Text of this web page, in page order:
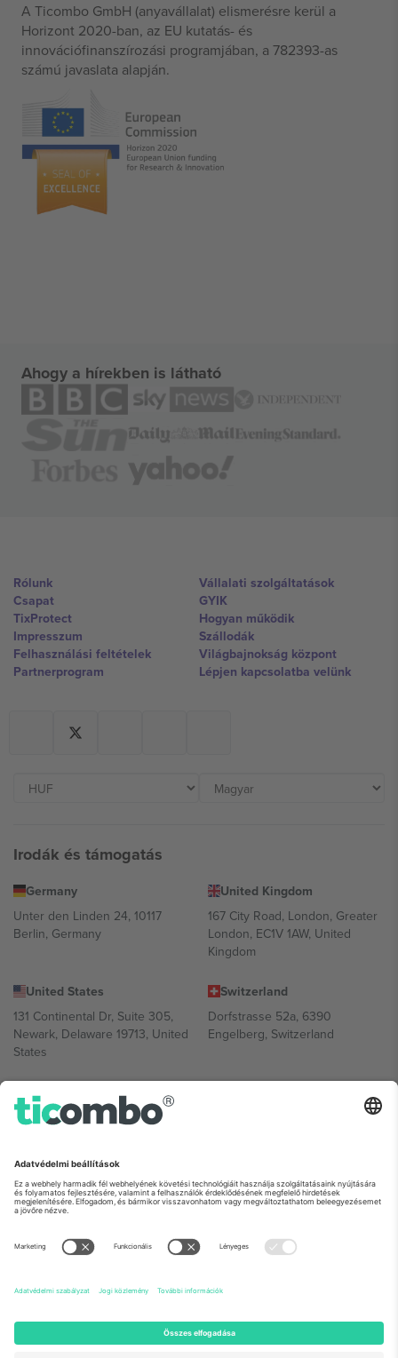
A Ticombo GmbH (anyavállalat) elismerésre kerül a
Horizont 2020-ban, az EU kutatás- és
innovációfinanszírozási programjában, a 782393-as
számú javaslata alapján.
Ahogy a hírekben is látható
Rólunk
Csapat
TixProtect
Impresszum
Felhasználási feltételek
Partnerprogram
Vállalati szolgáltatások
GYIK
Hogyan működik
Szállodák
Világbajnokság központ
Lépjen kapcsolatba velünk
Irodák és támogatás
Germany
Unter den Linden 24, 10117
Berlin, Germany
United Kingdom
167 City Road, London, Greater
London, EC1V 1AW, United
Kingdom
United States
131 Continental Dr, Suite 305,
Newark, Delaware 19713, United
States
Switzerland
Dorfstrasse 52a, 6390
Engelberg, Switzerland
Bulgaria
Regus Sofia City West, bul
UAE Dubai Silicon Oasis, DDP
Mexico
Av Chapultepec 360, Roma
Norte, Cuauhtémoc, 06700
Ciudad de México, CDMX,
tartománytól függően változhat. A részletekért tekintse meg az
adott esemény oldalát, az Impresszumot és a Feltételeket.,